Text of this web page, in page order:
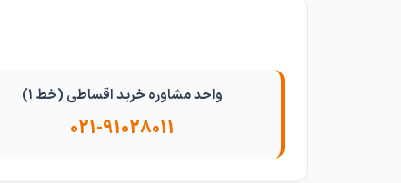
واحد مشاوره خرید اقساطی (خط ۱)
021-91028011